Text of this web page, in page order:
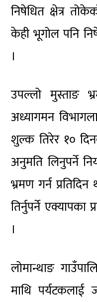
निषेधित क्षेत्र
केही भूगोल पनि
।
उपल्लो मुस्ताङ
अध्यागमन
शुल्क तिरेर १०
अनुमति लिनुपर्ने
भ्रमण गर्न
तिर्नुपर्ने
।
लोमान्थाङ
माथि